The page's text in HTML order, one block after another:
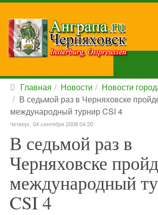
Главная Новости
Новости
В седьмой раз в Черняховске
международный турнир CSI 4
Четверг, 04 сентября 2008 04:20
В седьмой раз в
Черняховске
международный
CSI 4